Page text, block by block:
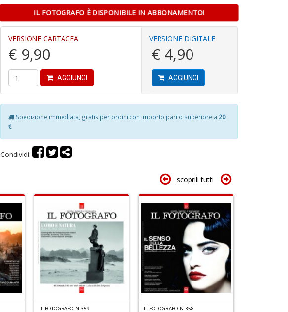
IL FOTOGRAFO È DISPONIBILE IN ABBONAMENTO!
VERSIONE CARTACEA
€ 9,90
AGGIUNGI
VERSIONE DIGITALE
€ 4,90
AGGIUNGI
Spedizione immediata, gratis per ordini con importo pari o superiore a 20
€
Condividi:
scoprili tutti
IL FOTOGRAFO N.359 IL FOTOGRAFO N.358